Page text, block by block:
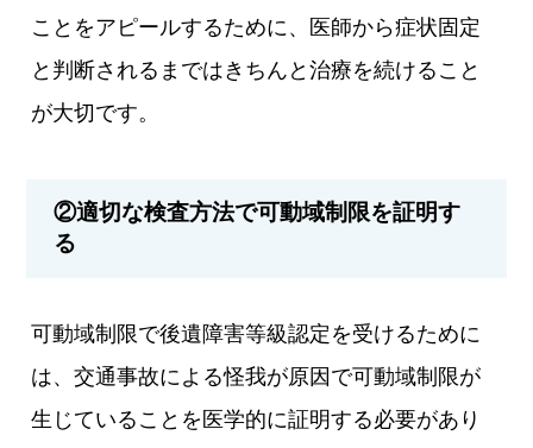
ことをアピールするために、医師から症状固定
と判断されるまではきちんと治療を続けること
が大切です。
②適切な検査方法で可動域制限を証明す
る
可動域制限で後遺障害等級認定を受けるために
は、交通事故による怪我が原因で可動域制限が
生じていることを医学的に証明する必要があり